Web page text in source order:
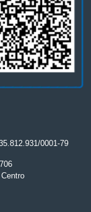
0001-79